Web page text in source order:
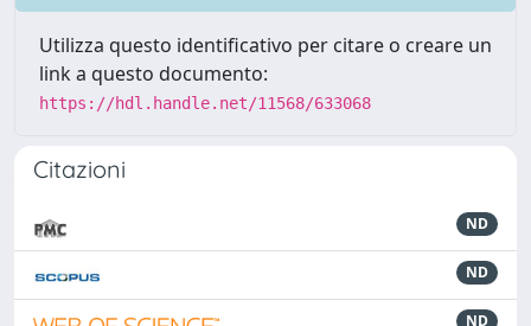
Utilizza questo identificativo per citare o creare un
link a questo documento:
https://hdl.handle.net/11568/633068
Citazioni
ND
ND
ND